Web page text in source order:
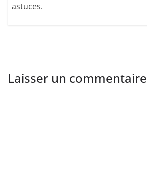
astuces.
Laisser un commentaire